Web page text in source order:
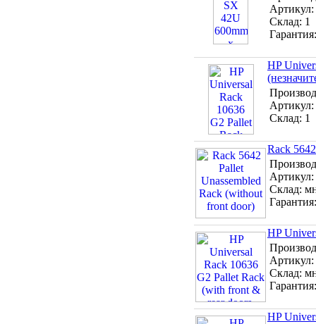
Артикул:
Склад: 1
HP
Артикул:
Склад: 1
Rack
Артикул:
Склад:
HP
Артикул:
Склад:
HP